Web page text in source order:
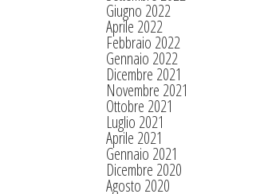
Giugno 2022
Aprile 2022
Febbraio 2022
Gennaio 2022
Dicembre 2021
Novembre 2021
Ottobre 2021
Luglio 2021
Aprile 2021
Gennaio 2021
Dicembre 2020
Agosto 2020